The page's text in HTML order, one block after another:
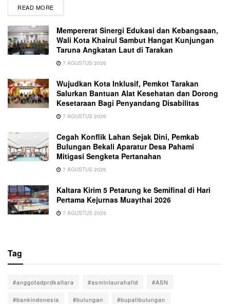
READ MORE
Mempererat Sinergi Edukasi dan Kebangsaan,
Wali Kota Khairul Sambut Hangat Kunjungan
Taruna Angkatan Laut di Tarakan
7 AGUSTUS 2026
Wujudkan Kota Inklusif, Pemkot Tarakan
Salurkan Bantuan Alat Kesehatan dan Dorong
Kesetaraan Bagi Penyandang Disabilitas
7 AGUSTUS 2026
Cegah Konflik Lahan Sejak Dini, Pemkab
Bulungan Bekali Aparatur Desa Pahami
Mitigasi Sengketa Pertanahan
7 AGUSTUS 2026
Kaltara Kirim 5 Petarung ke Semifinal di Hari
Pertama Kejurnas Muaythai 2026
7 AGUSTUS 2026
Tag
#anggotadprdkaltara #asminlaurahafid #ASN
#bankindonesia #bulungan #bupatibulungan